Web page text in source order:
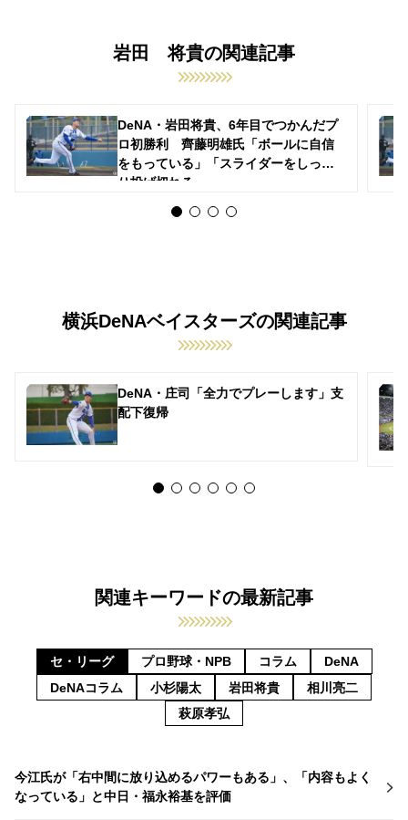
岩田 将貴の関連記事
DeNA・岩田将貴、6年目でつかんだプ
ロ初勝利 齊藤明雄氏「ボールに自信
をもっている」「スライダーをしっか
り投げ切れる」
横浜DeNAベイスターズの関連記事
DeNA・庄司「全力でプレーします」支
配下復帰
関連キーワードの最新記事
セ・リーグ プロ野球・NPB コラム
DeNA
DeNAコラム
小杉陽太 岩田将貴
相川亮二
萩原孝弘
今江氏が「右中間に放り込めるパワーもある」、「内容もよく
なっている」と中日・福永裕基を評価